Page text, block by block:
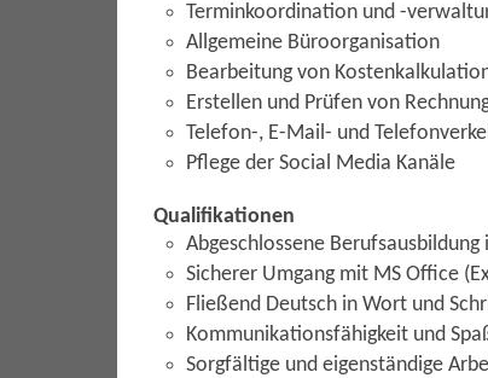
Terminkoordination und -
Allgemeine Büroorganisation
Bearbeitung von
Erstellen und Prüfen von
Telefon-, E-Mail- und
Pflege der Social Media Kanäle
Qualifikationen
Abgeschlossene
Sicherer Umgang mit MS Office
Fließend Deutsch in Wort und
Kommunikationsfähigkeit und
Sorgfältige und eigenständige